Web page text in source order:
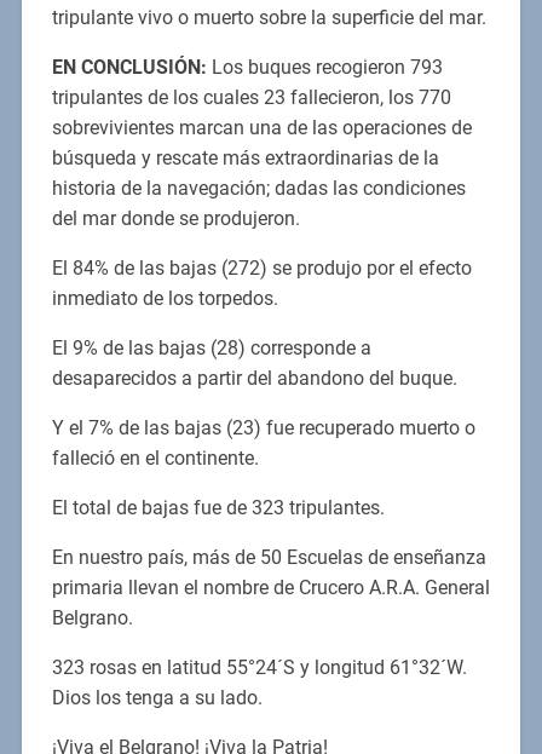
tripulante vivo o muerto sobre la superficie del mar.
EN CONCLUSIÓN: Los buques recogieron 793
tripulantes de los cuales 23 fallecieron, los 770
sobrevivientes marcan una de las operaciones de
búsqueda y rescate más extraordinarias de la
historia de la navegación; dadas las condiciones
del mar donde se produjeron.
El 84% de las bajas (272) se produjo por el efecto
inmediato de los torpedos.
El 9% de las bajas (28) corresponde a
desaparecidos a partir del abandono del buque.
Y el 7% de las bajas (23) fue recuperado muerto o
falleció en el continente.
El total de bajas fue de 323 tripulantes.
En nuestro país, más de 50 Escuelas de enseñanza
primaria llevan el nombre de Crucero A.R.A. General
Belgrano.
323 rosas en latitud 55°24´S y longitud 61°32´W.
Dios los tenga a su lado.
¡Viva el Belgrano! ¡Viva la Patria!